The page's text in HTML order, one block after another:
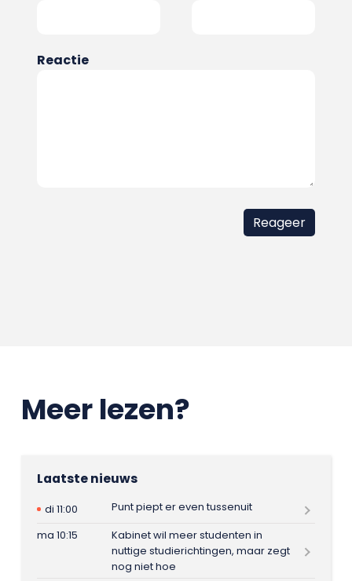
Reactie
Meer lezen?
Laatste nieuws
di 11:00
Punt piept er even tussenuit
ma 10:15
Kabinet wil meer studenten in
nuttige studierichtingen, maar zegt
nog niet hoe